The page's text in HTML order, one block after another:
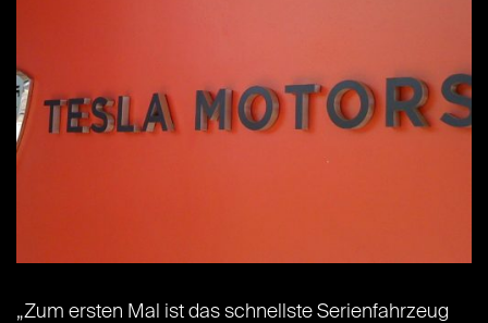
„Zum ersten Mal ist das schnellste Serienfahrzeug